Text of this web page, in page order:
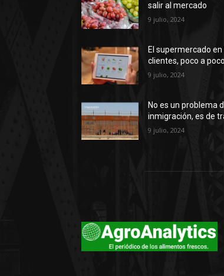
salir al mercado
9 julio, 2024
El supermercado
clientes, poco a poco
9 julio, 2024
No es un problema
inmigración, es de
9 julio, 2024